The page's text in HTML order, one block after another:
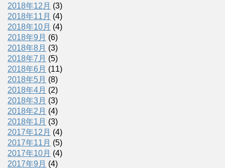
2018年12月 (3)
2018年11月 (4)
2018年10月 (4)
2018年9月 (6)
2018年8月 (3)
2018年7月 (5)
2018年6月 (11)
2018年5月 (8)
2018年4月 (2)
2018年3月 (3)
2018年2月 (4)
2018年1月 (3)
2017年12月 (4)
2017年11月 (5)
2017年10月 (4)
2017年9月 (4)